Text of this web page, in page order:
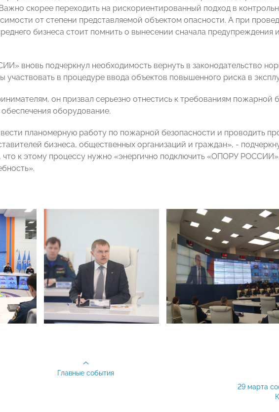
скорее переходить на рискориентированный подход в
от степени представляемой объектом опасности. А при
бизнеса стоит помнить о вынесении сначала предупреждения
вновь подчеркнул необходимость вернуть в законодательство
участвовать в процедуре ввода объектов повышенного риска в
он призвал серьезно отнестись к требованиям пожарной
оборудование.
планомерную работу по пожарной безопасности и проводить
бизнеса, общественных организаций и граждан», -
что к этому процессу нужно «энергично подключить «ОПОРУ
29 марта
Главные события